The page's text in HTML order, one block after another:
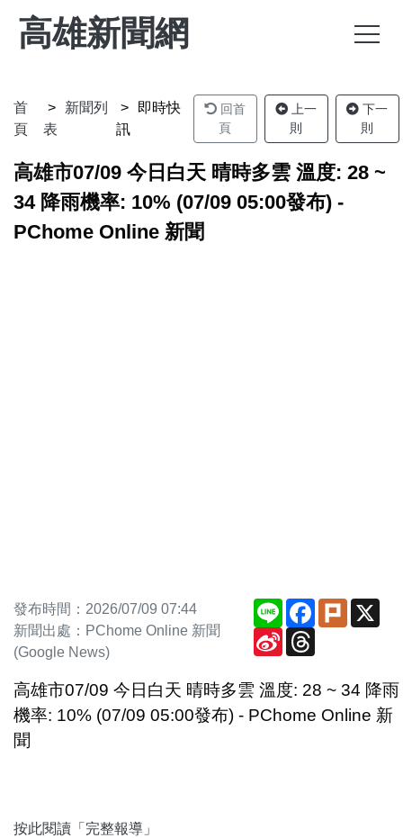
高雄新聞網
首
頁
新聞列
表
即時快
訊
回首
頁
上一
則
下一
則
高雄市07/09 今日白天 晴時多雲 溫度: 28 ~
34 降雨機率: 10% (07/09 05:00發布) -
PChome Online 新聞
發布時間：2026/07/09 07:44
新聞出處：PChome Online 新聞
(Google News)
Line Facebook
Plurk
Sina
Weibo
高雄市07/09 今日白天 晴時多雲 溫度: 28 ~ 34 降雨
機率: 10% (07/09 05:00發布) - PChome Online 新
聞
按此閱讀「完整報導」